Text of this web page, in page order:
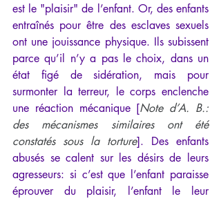
est le "plaisir" de l’enfant. Or, des enfants
entraînés pour être des esclaves sexuels
ont une jouissance physique. Ils subissent
parce qu’il n’y a pas le choix, dans un
état figé de sidération, mais pour
surmonter la terreur, le corps enclenche
une réaction mécanique [Note d’A. B.:
des mécanismes similaires ont été
constatés sous la torture]. Des enfants
abusés se calent sur les désirs de leurs
agresseurs: si c’est que l’enfant paraisse
éprouver du plaisir, l’enfant le leur